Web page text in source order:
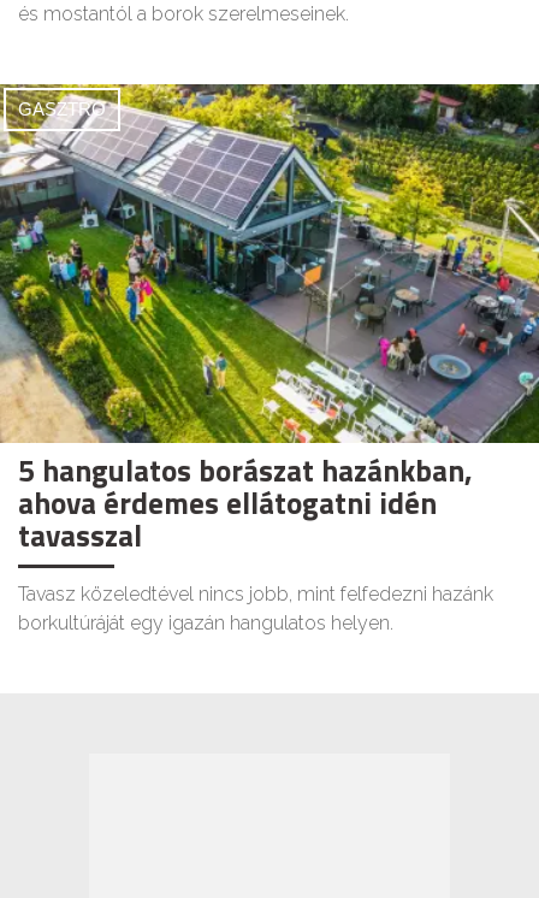
és mostantól a borok szerelmeseinek.
GASZTRO
5 hangulatos borászat hazánkban,
ahova érdemes ellátogatni idén
tavasszal
Tavasz közeledtével nincs jobb, mint felfedezni hazánk
borkultúráját egy igazán hangulatos helyen.